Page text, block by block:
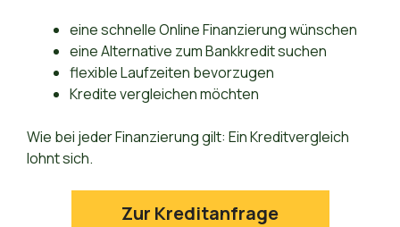
eine schnelle Online Finanzierung wünschen
eine Alternative zum Bankkredit suchen
flexible Laufzeiten bevorzugen
Kredite vergleichen möchten
Wie bei jeder Finanzierung gilt: Ein Kreditvergleich
lohnt sich.
Zur Kreditanfrage